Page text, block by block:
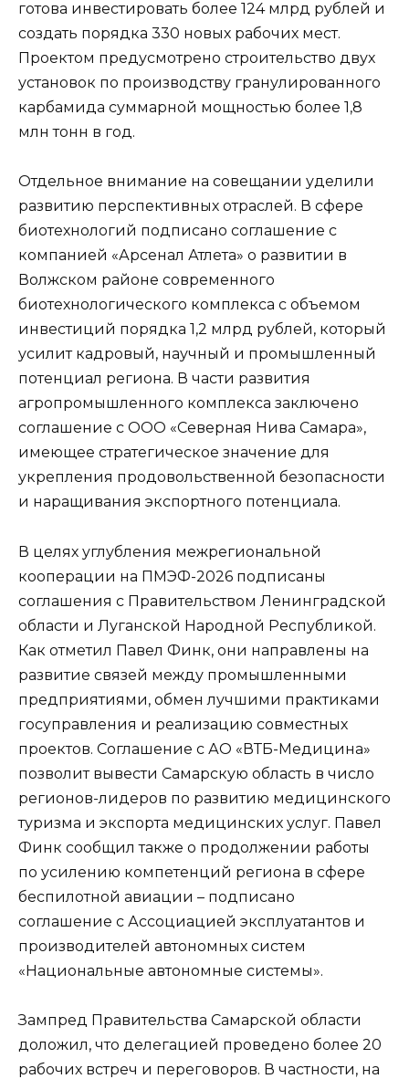
готова инвестировать более 124 млрд рублей и
создать порядка 330 новых рабочих мест.
Проектом предусмотрено строительство двух
установок по производству гранулированного
карбамида суммарной мощностью более 1,8
млн тонн в год.
Отдельное внимание на совещании уделили
развитию перспективных отраслей. В сфере
биотехнологий подписано соглашение с
компанией «Арсенал Атлета» о развитии в
Волжском районе современного
биотехнологического комплекса с объемом
инвестиций порядка 1,2 млрд рублей, который
усилит кадровый, научный и промышленный
потенциал региона. В части развития
агропромышленного комплекса заключено
соглашение с ООО «Северная Нива Самара»,
имеющее стратегическое значение для
укрепления продовольственной безопасности
и наращивания экспортного потенциала.
В целях углубления межрегиональной
кооперации на ПМЭФ-2026 подписаны
соглашения с Правительством Ленинградской
области и Луганской Народной Республикой.
Как отметил Павел Финк, они направлены на
развитие связей между промышленными
предприятиями, обмен лучшими практиками
госуправления и реализацию совместных
проектов. Соглашение с АО «ВТБ-Медицина»
позволит вывести Самарскую область в число
регионов-лидеров по развитию медицинского
туризма и экспорта медицинских услуг. Павел
Финк сообщил также о продолжении работы
по усилению компетенций региона в сфере
беспилотной авиации – подписано
соглашение с Ассоциацией эксплуатантов и
производителей автономных систем
«Национальные автономные системы».
Зампред Правительства Самарской области
доложил, что делегацией проведено более 20
рабочих встреч и переговоров. В частности, на